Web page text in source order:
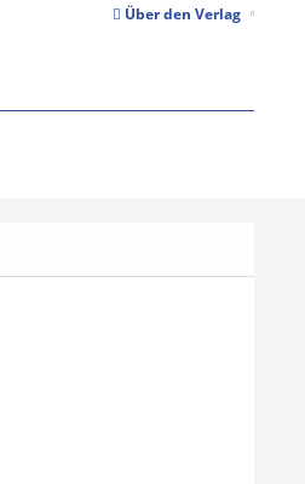
Über den Verlag